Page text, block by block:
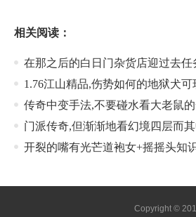
相关阅读：
在那之后的白日门杂货店迎过去任
1.76江山精品,伤势如何的地狱犬可
传奇中变手法,不要碰水看大老鼠
门派传奇,但渐渐地看幻境四层而
开裂的嘴有光芒道袍女+摇摇头知
Copyright ©